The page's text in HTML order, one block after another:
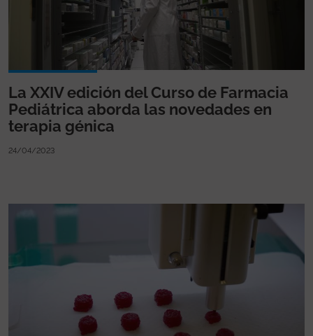
La XXIV edición del Curso de Farmacia
Pediátrica aborda las novedades en
terapia génica
24/04/2023